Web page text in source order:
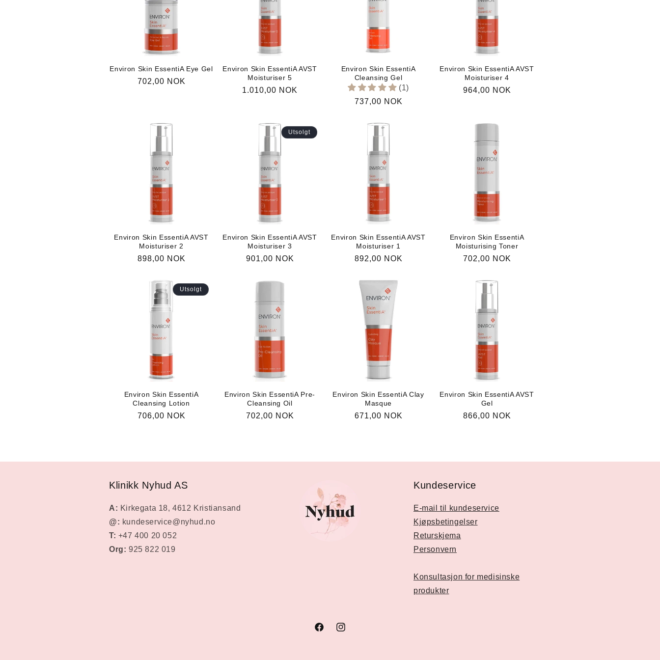
:
Environ Skin EssentiA Eye Gel
Vanlig
702,00 NOK
Environ Skin EssentiA AVST
Moisturiser 5
Vanlig
1.010,00 NOK
Environ Skin EssentiA
Cleansing Gel
(1)
Vanlig
737,00 NOK
Environ Skin EssentiA AVST
Moisturiser 4
Vanlig
964,00 NOK
Environ Skin EssentiA AVST
Moisturiser 2
Vanlig
898,00 NOK
Utsolgt
Environ Skin EssentiA AVST
Moisturiser 3
Vanlig
901,00 NOK
Environ Skin EssentiA AVST
Moisturiser 1
Vanlig
892,00 NOK
Environ Skin EssentiA
Moisturising Toner
Vanlig
702,00 NOK
Utsolgt
Environ Skin EssentiA
Cleansing Lotion
Vanlig
706,00 NOK
Environ Skin EssentiA Pre-
Cleansing Oil
Vanlig
702,00 NOK
Environ Skin EssentiA Clay
Masque
Vanlig
671,00 NOK
Environ Skin EssentiA AVST
Gel
Vanlig
866,00 NOK
Klinikk Nyhud AS
A: Kirkegata 18, 4612 Kristiansand
@: kundeservice@nyhud.no
T: +47 400 20 052
Org: 925 822 019
Kundeservice
E-mail til kundeservice
Kjøpsbetingelser
Returskjema
Personvern
Konsultasjon for medisinske
produkter
FacebookInstagram